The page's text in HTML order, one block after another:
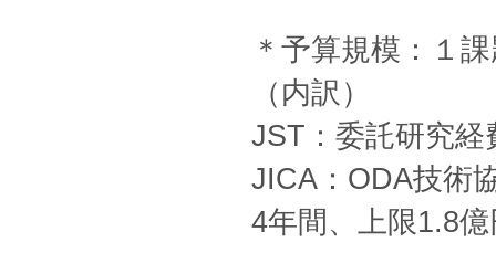
＊予算規模：１
（内訳）
JST：委託研究経
JICA：ODA技術
4年間、上限1.8